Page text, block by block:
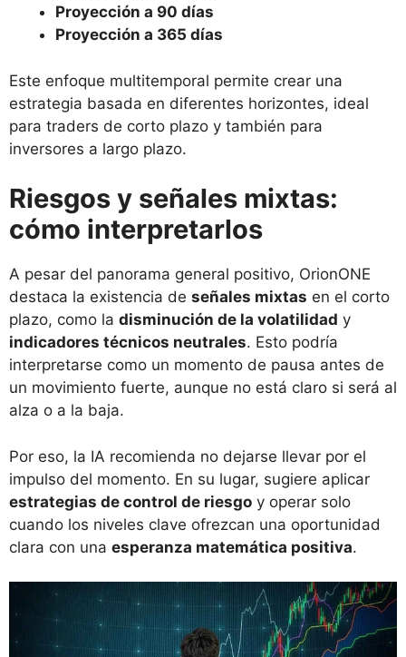
Proyección a 90 días
Proyección a 365 días
Este enfoque multitemporal permite crear una
estrategia basada en diferentes horizontes, ideal
para traders de corto plazo y también para
inversores a largo plazo.
Riesgos y señales mixtas:
cómo interpretarlos
A pesar del panorama general positivo, OrionONE
destaca la existencia de señales mixtas en el corto
plazo, como la disminución de la volatilidad y
indicadores técnicos neutrales. Esto podría
interpretarse como un momento de pausa antes de
un movimiento fuerte, aunque no está claro si será al
alza o a la baja.
Por eso, la IA recomienda no dejarse llevar por el
impulso del momento. En su lugar, sugiere aplicar
estrategias de control de riesgo y operar solo
cuando los niveles clave ofrezcan una oportunidad
clara con una esperanza matemática positiva.